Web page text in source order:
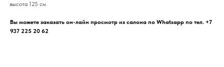
высота 125 см
Вы можете заказать он-лайн просмотр из салона по Whatsapp по тел. +7
937 225 20 62